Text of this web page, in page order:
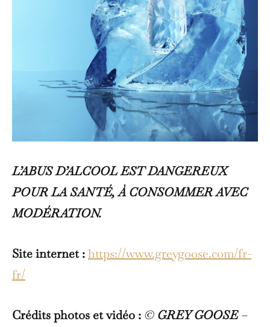
L’ABUS D’ALCOOL EST DANGEREUX
POUR LA SANTÉ, À CONSOMMER AVEC
MODÉRATION.
Site internet :https://www.greygoose.com/fr-
fr/
Crédits photos et vidéo : © GREY GOOSE–